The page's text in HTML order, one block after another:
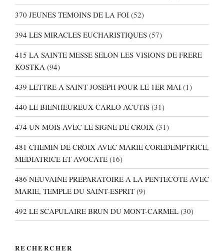
370 JEUNES TEMOINS DE LA FOI (52)
394 LES MIRACLES EUCHARISTIQUES (57)
415 LA SAINTE MESSE SELON LES VISIONS DE FRERE
KOSTKA (94)
439 LETTRE A SAINT JOSEPH POUR LE 1ER MAI (1)
440 LE BIENHEUREUX CARLO ACUTIS (31)
474 UN MOIS AVEC LE SIGNE DE CROIX (31)
481 CHEMIN DE CROIX AVEC MARIE COREDEMPTRICE,
MEDIATRICE ET AVOCATE (16)
486 NEUVAINE PREPARATOIRE A LA PENTECOTE AVEC
MARIE, TEMPLE DU SAINT-ESPRIT (9)
492 LE SCAPULAIRE BRUN DU MONT-CARMEL (30)
RECHERCHER